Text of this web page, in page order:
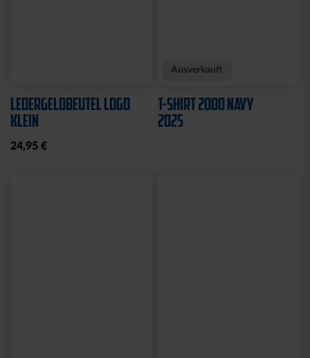
LEDERGELDBEUTEL LOGO
KLEIN
24,95 €
Ausverkauft
T-SHIRT 2000 NAVY
2025